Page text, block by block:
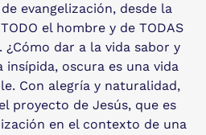
evangelización, desde la
el hombre y de TODAS
¿Cómo dar a la vida sabor y
insípida, oscura es una vida
Con alegría y naturalidad,
proyecto de Jesús, que es
en el contexto de una